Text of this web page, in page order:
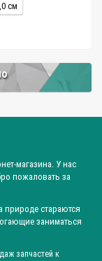
см
магазина. У нас
пожаловать за
природе стараются
заниматься
запчастей к